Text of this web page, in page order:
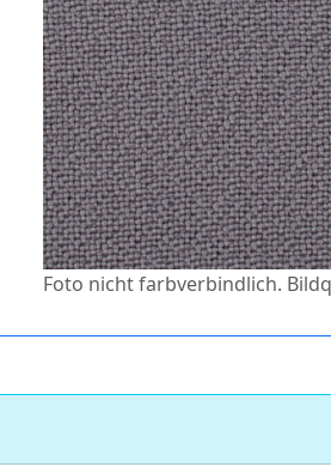
Foto nicht farbverbindlich.